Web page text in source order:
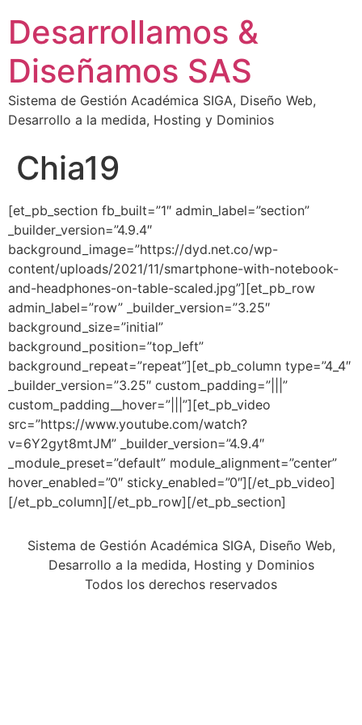
Desarrollamos &
Diseñamos SAS
Sistema de Gestión Académica SIGA, Diseño Web,
Desarrollo a la medida, Hosting y Dominios
Chia19
[et_pb_section fb_built=”1″ admin_label=”section”
_builder_version=”4.9.4″
background_image=”https://dyd.net.co/wp-
content/uploads/2021/11/smartphone-with-notebook-
and-headphones-on-table-scaled.jpg”][et_pb_row
admin_label=”row” _builder_version=”3.25″
background_size=”initial”
background_position=”top_left”
background_repeat=”repeat”][et_pb_column type=”4_4″
_builder_version=”3.25″ custom_padding=”|||”
custom_padding__hover=”|||”][et_pb_video
src=”https://www.youtube.com/watch?
v=6Y2gyt8mtJM” _builder_version=”4.9.4″
_module_preset=”default” module_alignment=”center”
hover_enabled=”0″ sticky_enabled=”0″][/et_pb_video]
[/et_pb_column][/et_pb_row][/et_pb_section]
Sistema de Gestión Académica SIGA, Diseño Web,
Desarrollo a la medida, Hosting y Dominios
Todos los derechos reservados